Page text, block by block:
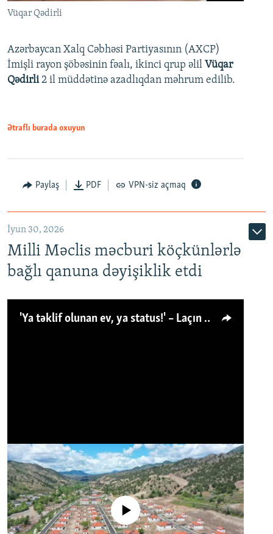
Vüqar Qədirli
Azərbaycan Xalq Cəbhəsi Partiyasının (AXCP)
İmişli rayon şöbəsinin fəalı, ikinci qrup əlil Vüqar
Qədirli2 il müddətinə azadlıqdan məhrum edilib.
Ətraflı burada oxuyun
Paylaş PDF VPN-siz açmaq
İyun 30, 2026
Milli Məclis məcburi köçkünlərlə
bağlı qanuna dəyişiklik etdi
'Ya təklif olunan ev, ya status!' – Laçın köçkünü: 'Laçından başqa heç hara!'
No media source currently available